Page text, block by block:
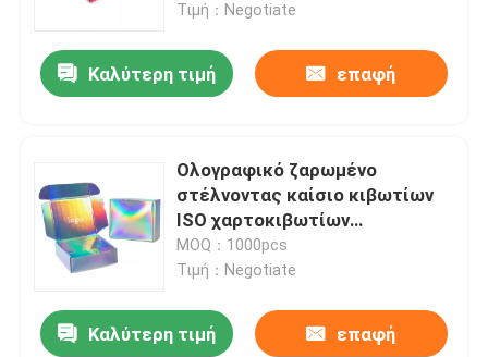
Τιμή：Negotiate
Καλύτερη τιμή επαφή
Ολογραφικό ζαρωμένο
στέλνοντας καίσιο κιβωτίων
ISO χαρτοκιβωτίων
πιστοποιημένο
MOQ：1000pcs
Τιμή：Negotiate
Καλύτερη τιμή επαφή